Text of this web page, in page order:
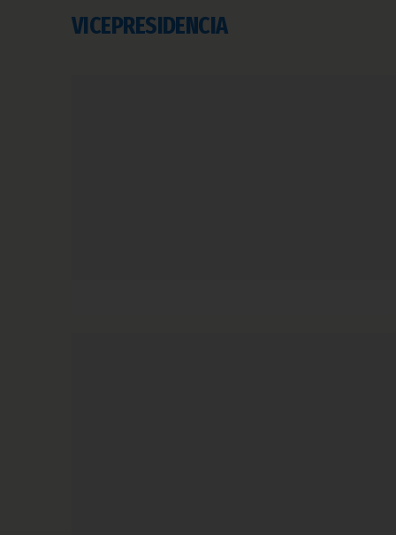
VICEPRESIDENCIA